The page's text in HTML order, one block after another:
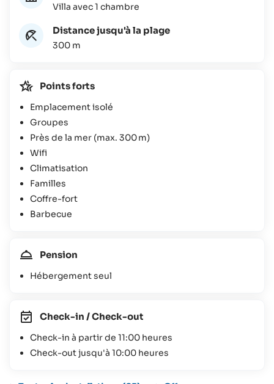
Villa avec 1 chambre
Distance jusqu'à la plage
300 m
Points forts
Emplacement isolé
Groupes
Près de la mer (max. 300 m)
Wifi
Climatisation
Familles
Coffre-fort
Barbecue
Pension
Hébergement seul
Check-in / Check-out
Check-in à partir de 11:00 heures
Check-out jusqu'à 10:00 heures